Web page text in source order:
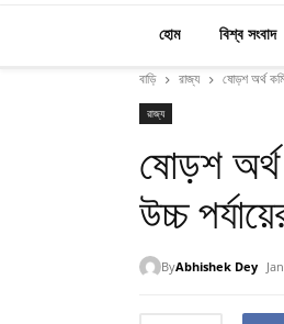
হোম বিশ্ব সংবাদ
বাড়ি রাজ্য ষোড়শ অর্থ
রাজ্য
ষোড়শ অর্থ
উচ্চ
ByAbhishek Dey